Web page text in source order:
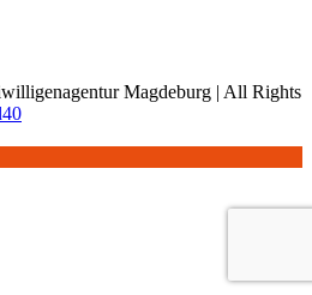
Magdeburg | All Rights